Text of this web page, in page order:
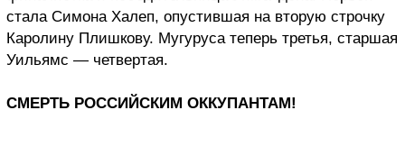
стала Симона Халеп, опустившая на вторую строчку
Каролину Плишкову. Мугуруса теперь третья, старшая
Уильямс — четвертая.
СМЕРТЬ РОССИЙСКИМ ОККУПАНТАМ!